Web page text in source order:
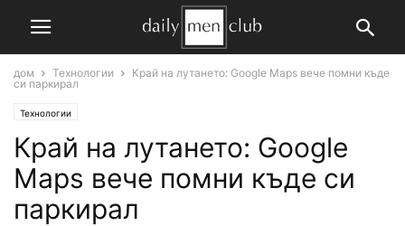
дом Технологии
Край на лутането: Google Maps вече помни къде
си паркирал
Технологии
Край на лутането: Google
Maps вече помни къде си
паркирал